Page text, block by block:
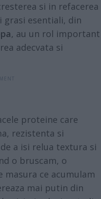
si in refacerea
grasi esentiali, din
, au un rol important
adecvata si
proteine care
rezistenta si
a isi relua textura si
o bruscam, o
masura ce acumulam
mai putin din